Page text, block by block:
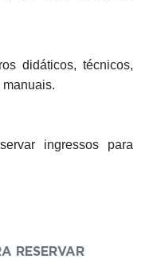
didáticos, técnicos,
ingressos para
RESERVAR